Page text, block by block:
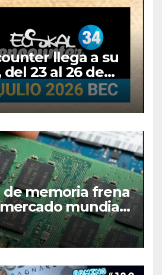
llega a su
23 al 26 de
de memoria frena
mundial